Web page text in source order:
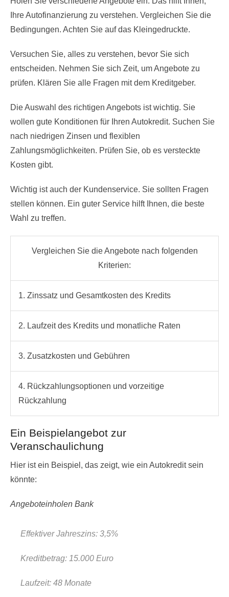
Ihre Autofinanzierung zu verstehen. Vergleichen Sie die
Bedingungen. Achten Sie auf das Kleingedruckte.
Versuchen Sie, alles zu verstehen, bevor Sie sich
entscheiden. Nehmen Sie sich Zeit, um Angebote zu
prüfen. Klären Sie alle Fragen mit dem Kreditgeber.
Die Auswahl des richtigen Angebots ist wichtig. Sie
wollen gute Konditionen für Ihren Autokredit. Suchen Sie
nach niedrigen Zinsen und flexiblen
Zahlungsmöglichkeiten. Prüfen Sie, ob es versteckte
Kosten gibt.
Wichtig ist auch der Kundenservice. Sie sollten Fragen
stellen können. Ein guter Service hilft Ihnen, die beste
Wahl zu treffen.
Vergleichen Sie die Angebote nach folgenden
Kriterien:
1. Zinssatz und Gesamtkosten des Kredits
2. Laufzeit des Kredits und monatliche Raten
3. Zusatzkosten und Gebühren
4. Rückzahlungsoptionen und vorzeitige
Rückzahlung
Ein Beispielangebot zur
Veranschaulichung
Hier ist ein Beispiel, das zeigt, wie ein Autokredit sein
könnte:
Angeboteinholen Bank
Effektiver Jahreszins: 3,5%
Kreditbetrag: 15.000 Euro
Laufzeit: 48 Monate